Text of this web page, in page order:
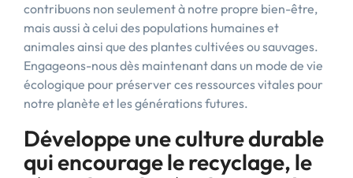
contribuons non seulement à notre propre bien-être,
mais aussi à celui des populations humaines et
animales ainsi que des plantes cultivées ou sauvages.
Engageons-nous dès maintenant dans un mode de vie
écologique pour préserver ces ressources vitales pour
notre planète et les générations futures.
Développe une culture durable
qui encourage le recyclage, le